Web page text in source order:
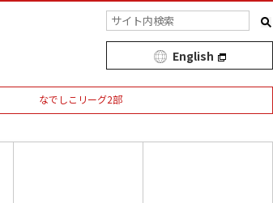
English
なでしこリーグ2部